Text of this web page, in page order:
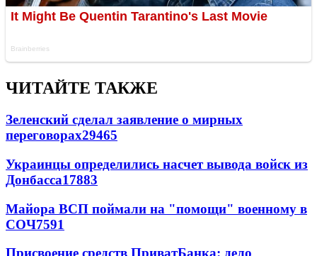
ЧИТАЙТЕ ТАКЖЕ
Зеленский сделал заявление о мирных
переговорах29465
Украинцы определились насчет вывода войск из
Донбасса17883
Майора ВСП поймали на "помощи" военному в
СОЧ7591